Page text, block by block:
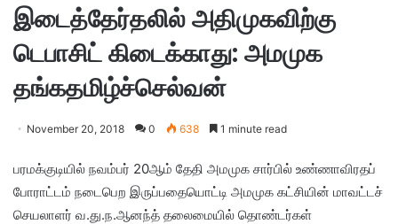
இடைத்தேர்தலில் அதிமுகவிற்கு
டெபாசிட் கிடைக்காது: அமமுக
தங்கதமிழ்ச்செல்வன்
November 20, 2018 0 638 1 minute read
பரமக்குடியில் நவம்பர் 20ஆம் தேதி அமமுக சார்பில் உண்ணாவிரதப்
போராட்டம் நடைபெற இருப்பதையொட்டி அமமுக கட்சியின் மாவட்டச்
செயலாளர் வ.து.ந.ஆனந்த் தலைமையில் தொண்டர்கள்